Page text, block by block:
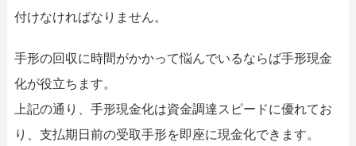
付けなければなりません。
手形の回収に時間がかかって悩んでいるならば手形現金
化が役立ちます。
上記の通り、手形現金化は資金調達スピードに優れてお
り、支払期日前の受取手形を即座に現金化できます。